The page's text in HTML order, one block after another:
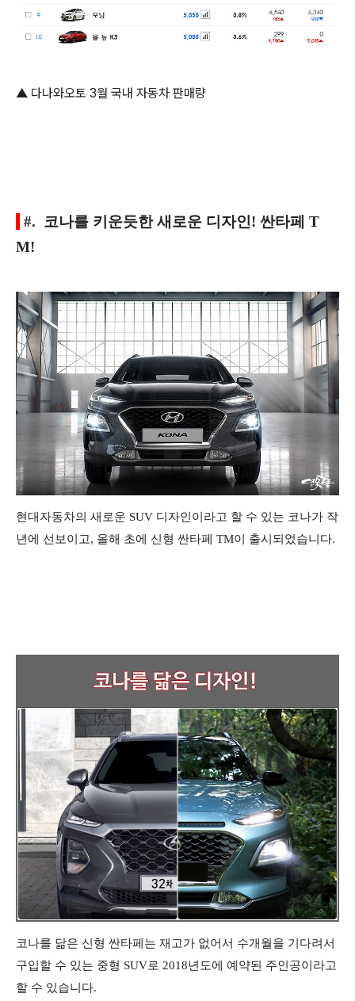
▲ 다나와오토 3월 국내 자동차 판매량
#. 코나를 키운듯한 새로운 디자인! 싼타페 T
M!
현대자동차의 새로운 SUV 디자인이라고 할 수 있는 코나가 작
년에 선보이고, 올해 초에 신형 싼타페 TM이 출시되었습니다.
코나를 닮은 신형 싼타페는 재고가 없어서 수개월을 기다려서
구입할 수 있는 중형 SUV로 2018년도에 예약된 주인공이라고
할 수 있습니다.